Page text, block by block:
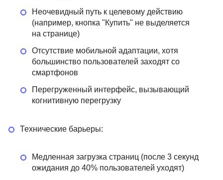
Неочевидный путь к целевому действию
(например, кнопка "Купить" не выделяется
на странице)
Отсутствие мобильной адаптации, хотя
большинство пользователей заходят со
смартфонов
Перегруженный интерфейс, вызывающий
когнитивную перегрузку
Технические барьеры:
Медленная загрузка страниц (после 3 секунд
ожидания до 40% пользователей уходят)